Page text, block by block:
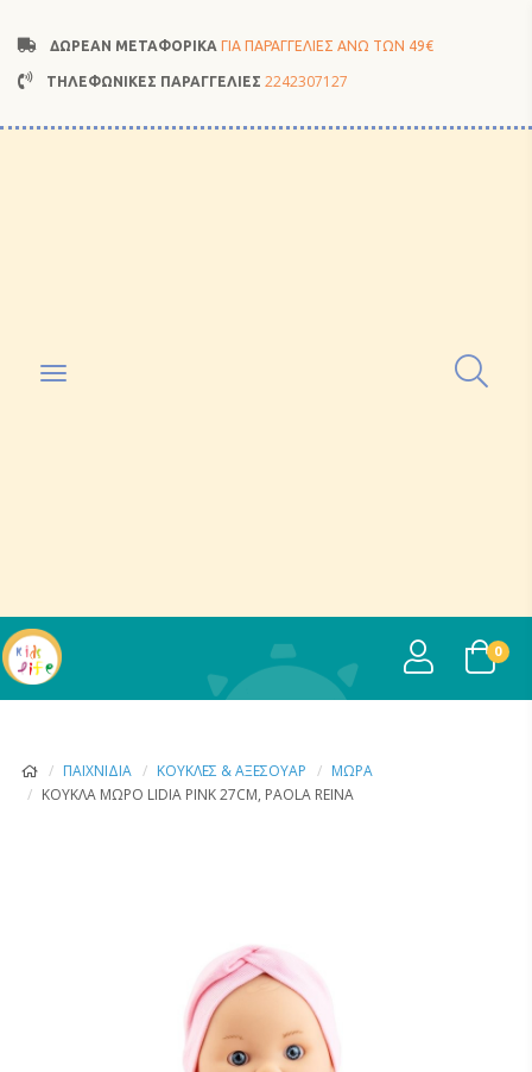
ΔΩΡΕΑΝ ΜΕΤΑΦΟΡΙΚΑ ΓΙΑ ΠΑΡΑΓΓΕΛΙΕΣ ΑΝΩ ΤΩΝ 49€
ΤΗΛΕΦΩΝΙΚΕΣ ΠΑΡΑΓΓΕΛΙΕΣ 2242307127
Toggle
USER 0
ΠΑΙΧΝΊΔΙΑ ΚΟΎΚΛΕΣ & ΑΞΕΣΟΥΆΡ
ΜΩΡΆ
ΚΟΎΚΛΑ ΜΩΡΌ LIDIA PINK 27CM, PAOLA REINA